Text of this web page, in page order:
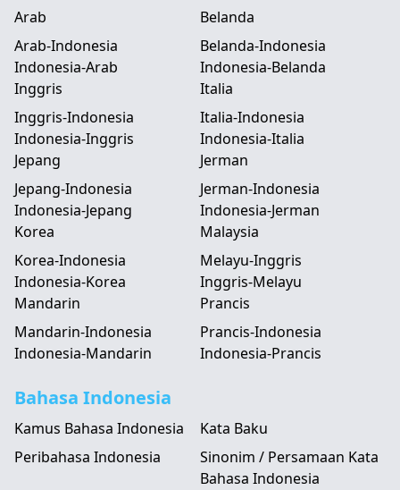
Arab
Arab-Indonesia
Indonesia-Arab
Belanda
Belanda-Indonesia
Indonesia-Belanda
Inggris
Inggris-Indonesia
Indonesia-Inggris
Italia
Italia-Indonesia
Indonesia-Italia
Jepang
Jepang-Indonesia
Indonesia-Jepang
Jerman
Jerman-Indonesia
Indonesia-Jerman
Korea
Korea-Indonesia
Indonesia-Korea
Malaysia
Melayu-Inggris
Inggris-Melayu
Mandarin
Mandarin-Indonesia
Indonesia-Mandarin
Prancis
Prancis-Indonesia
Indonesia-Prancis
Bahasa Indonesia
Kamus Bahasa Indonesia
Kata Baku
Peribahasa Indonesia
Sinonim / Persamaan Kata
Bahasa Indonesia